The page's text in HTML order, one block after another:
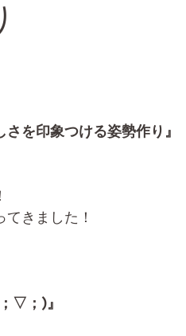
さを印象つける姿勢作り』
きました！
▽；)』